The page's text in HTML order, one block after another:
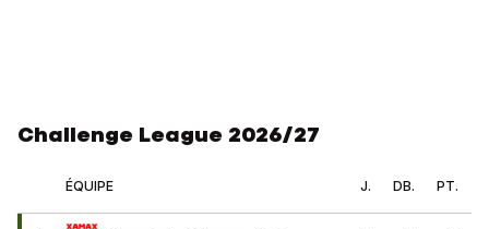
Challenge League 2026/27
ÉQUIPE J. DB. PT.